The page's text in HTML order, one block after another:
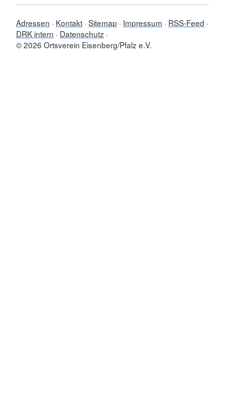
Adressen Kontakt Sitemap Impressum
RSS-Feed
DRK intern
Datenschutz
© 2026 Ortsverein Eisenberg/Pfalz e.V.